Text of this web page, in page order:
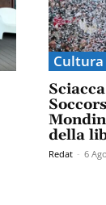
Cultura
della
Redat - 6